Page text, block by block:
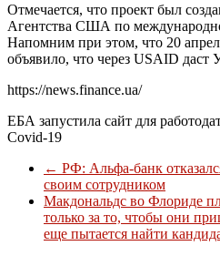
Отмечается, что проект был
Агентства США по
Напомним при этом, что 20
объявило, что через USAID даст
https://news.finance.ua/
ЕБА запустила сайт для
Covid-19
← РФ: Альфа-банк
своим сотрудником
Макдональдс во Флориде
только за то, чтобы они
еще пытается найти